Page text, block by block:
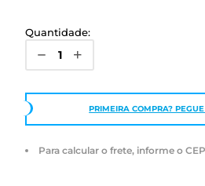
Quantidade:
PRIMEIRA COMPRA?
Para calcular o frete, informe o